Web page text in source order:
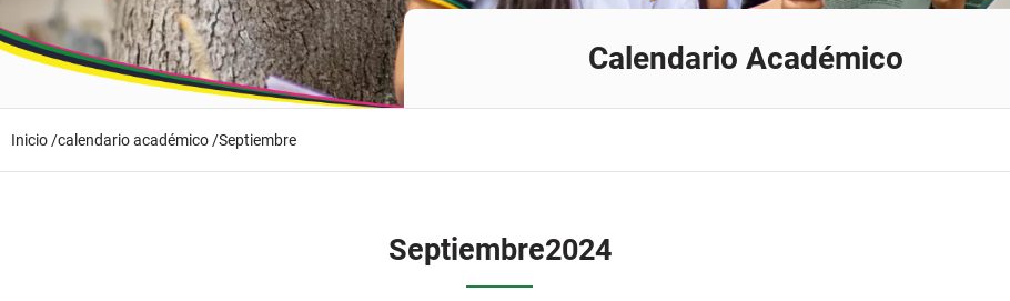
Calendario Académico
Inicio /calendario académico /Septiembre
Septiembre2024